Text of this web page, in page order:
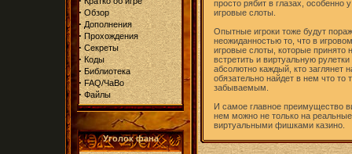
· Обзор
· Дополнения
· Прохождения
· Секреты
· Коды
· Библиотека
· FAQ/ЧаВо
· Файлы
Уголок фана
просто рябит в глазах, особенно
игровые слоты.
Опытные игроки тоже будут
неожиданностью то, что в
игровые слоты, которые принято
встретить и виртуальную
абсолютно каждый, кто заглянет
обязательно найдет в нем что то
забываемым.
И самое главное преимущество
нем можно не только на
виртуальными фишками казино.